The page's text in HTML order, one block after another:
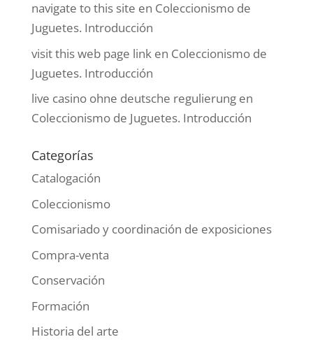
navigate to this site en Coleccionismo de
Juguetes. Introducción
visit this web page link en Coleccionismo de
Juguetes. Introducción
live casino ohne deutsche regulierungen
Coleccionismo de Juguetes. Introducción
Categorías
Catalogación
Coleccionismo
Comisariado y coordinación de exposiciones
Compra-venta
Conservación
Formación
Historia del arte